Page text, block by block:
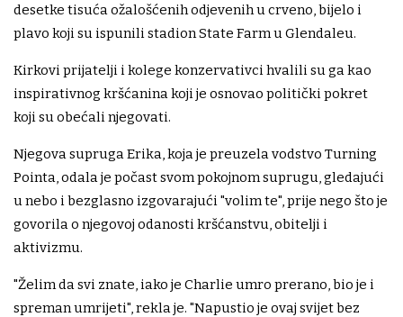
desetke tisuća ožalošćenih odjevenih u crveno, bijelo i
plavo koji su ispunili stadion State Farm u Glendaleu.
Kirkovi prijatelji i kolege konzervativci hvalili su ga kao
inspirativnog kršćanina koji je osnovao politički pokret
koji su obećali njegovati.
Njegova supruga Erika, koja je preuzela vodstvo Turning
Pointa, odala je počast svom pokojnom suprugu, gledajući
u nebo i bezglasno izgovarajući "volim te", prije nego što je
govorila o njegovoj odanosti kršćanstvu, obitelji i
aktivizmu.
"Želim da svi znate, iako je Charlie umro prerano, bio je i
spreman umrijeti", rekla je. "Napustio je ovaj svijet bez